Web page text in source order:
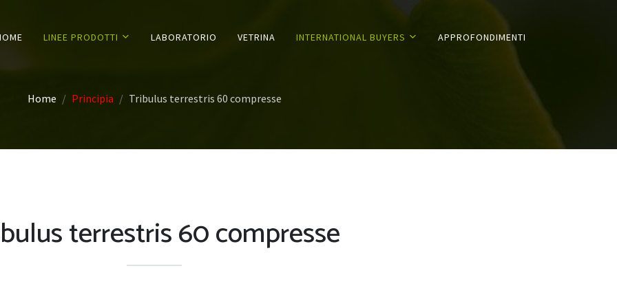
LINEE PRODOTTI LABORATORIO VETRINA INTERNATIONAL BUYERS APPROFONDIMENTI
Home Principia Tribulus terrestris 60 compresse
terrestris 60 compresse